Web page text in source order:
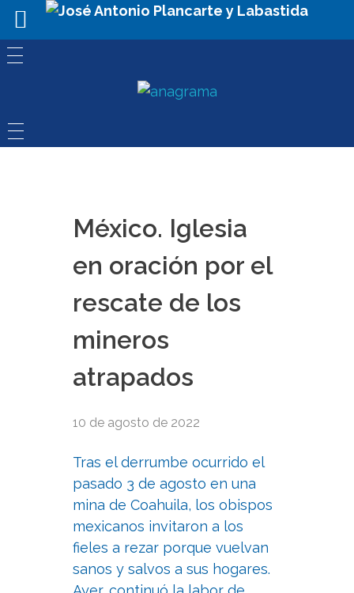
México. Iglesia
en oración por el
rescate de los
mineros
atrapados
10 de agosto de 2022
Tras el derrumbe ocurrido el
pasado 3 de agosto en una
mina de Coahuila, los obispos
mexicanos invitaron a los
fieles a rezar porque vuelvan
sanos y salvos a sus hogares.